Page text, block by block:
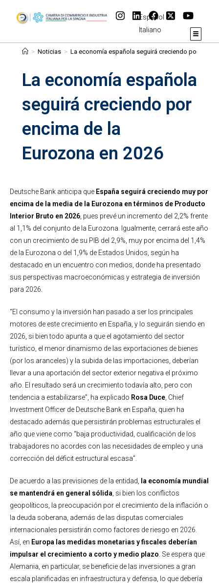
Español
Italiano
La economía española
seguirá creciendo por
encima de la
Eurozona en 2026
> Noticias > La economía española seguirá creciendo por
Deutsche Bank anticipa que España seguirá creciendo muy por
encima de la media de la Eurozona en términos de Producto
Interior Bruto en 2026 , pues prevé un incremento del 2,2% frente
al 1,1% del conjunto de la Eurozona. Igualmente, cerrará este año
con un crecimiento de su PIB del 2,9%, muy por encima del 1,4%
de la Eurozona o del 1,9% de Estados Unidos, según ha
destacado en un encuentro con medios, donde ha presentado
sus perspectivas macroeconómicas y estrategia de inversión
para 2026.
“El consumo y la inversión han pasado a ser los principales
motores de este crecimiento en España, y lo seguirán siendo en
2026, si bien todo apunta a que el agotamiento del sector
turístico, el menor dinamismo de las exportaciones de bienes
(por los aranceles) y la subida de las importaciones, deberían
llevar a una aportación del sector exterior negativa el próximo
año. El resultado será un crecimiento todavía alto, pero con
tendencia a estabilizarse”, ha explicado Rosa Duce , Chief
Investment Officer de Deutsche Bank en España, quien ha
destacado además que persistirán problemas estructurales el
año que viene como “baja productividad, cualificación de los
trabajadores no acordes con las necesidades de empleo y una
corrección del déficit estructural escasa”.
De acuerdo a las previsiones de la entidad, la economía mundial
se mantendrá en general sólida , si bien los conflictos
geopolíticos, la preocupación por el crecimiento de la inflación o
la deuda soberana, además de las disputas comerciales
internacionales persistirán como factores de riesgo en 2026.
Así, en Europa las medidas monetarias y fiscales deberían
impulsar el crecimiento a corto y medio plazo . Se espera que
Alemania, en particular, se beneficie de las inversiones a gran
escala planificadas en infraestructura y defensa, lo que debería